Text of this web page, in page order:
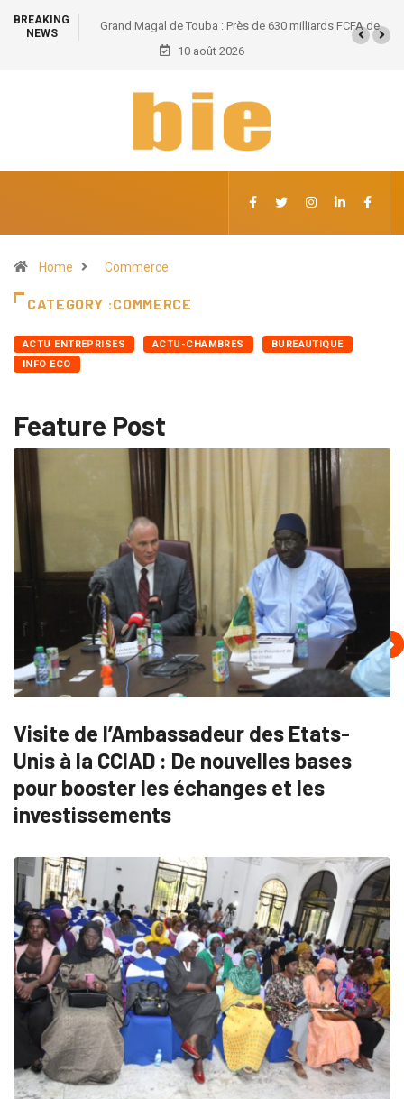
BREAKING
NEWS
Grand Magal de Touba : Près de 630 milliards FCFA de
retombées économiques et un potentiel de 100.000
10 août 2026
Home Commerce
CATEGORY :COMMERCE
ACTU ENTREPRISES ACTU-CHAMBRES
BUREAUTIQUE
INFO ECO
Feature Post
Visite de l’Ambassadeur des Etats-
Unis à la CCIAD : De nouvelles bases
pour booster les échanges et les
investissements